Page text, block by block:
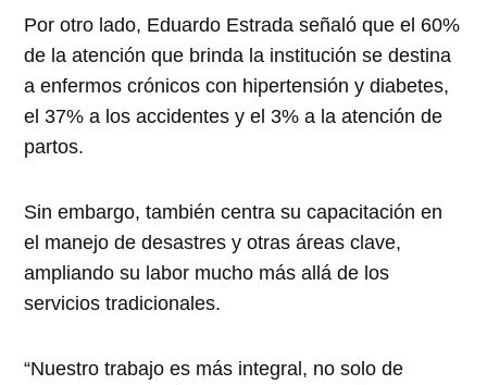
Por otro lado, Eduardo Estrada señaló que el 60%
de la atención que brinda la institución se destina
a enfermos crónicos con hipertensión y diabetes,
el 37% a los accidentes y el 3% a la atención de
partos.
Sin embargo, también centra su capacitación en
el manejo de desastres y otras áreas clave,
ampliando su labor mucho más allá de los
servicios tradicionales.
“Nuestro trabajo es más integral, no solo de